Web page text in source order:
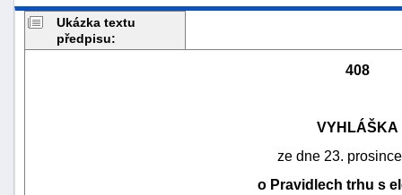
Ukázka textu
předpisu:
408
VYHLÁŠKA
ze dne 23.
o Pravidlech trhu s